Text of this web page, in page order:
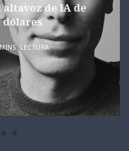
de IA de
dólares
LECTURA